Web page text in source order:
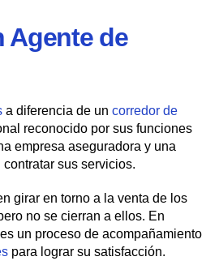
Agente de
a diferencia de un corredor de
reconocido por sus funciones
empresa aseguradora y una
sus servicios.
girar en torno a la venta de los
no se cierran a ellos. En
un proceso de acompañamiento
para lograr su satisfacción.